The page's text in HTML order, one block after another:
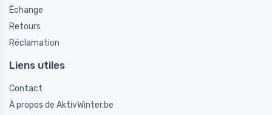
Échange
Retours
Réclamation
Liens utiles
Contact
À propos de AktivWinter.be